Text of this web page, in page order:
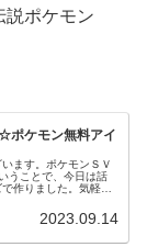
説ポケモン
ポケモン無料アイ
ます。ポケモンＳＶ
うことで、今日は話
作りました。気軽に
2023.09.14